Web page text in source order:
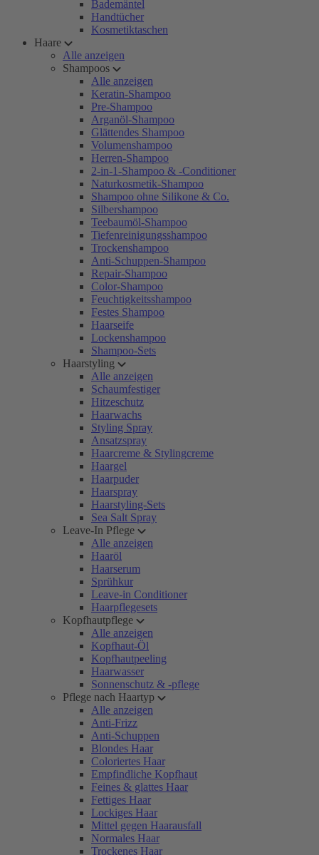
Bademäntel
Handtücher
Kosmetiktaschen
Haare
Alle anzeigen
Shampoos
Alle anzeigen
Keratin-Shampoo
Pre-Shampoo
Arganöl-Shampoo
Glättendes Shampoo
Volumenshampoo
Herren-Shampoo
2-in-1-Shampoo & -Conditioner
Naturkosmetik-Shampoo
Shampoo ohne Silikone & Co.
Silbershampoo
Teebaumöl-Shampoo
Tiefenreinigungsshampoo
Trockenshampoo
Anti-Schuppen-Shampoo
Repair-Shampoo
Color-Shampoo
Feuchtigkeitsshampoo
Festes Shampoo
Haarseife
Lockenshampoo
Shampoo-Sets
Haarstyling
Alle anzeigen
Schaumfestiger
Hitzeschutz
Haarwachs
Styling Spray
Ansatzspray
Haarcreme & Stylingcreme
Haargel
Haarpuder
Haarspray
Haarstyling-Sets
Sea Salt Spray
Leave-In Pflege
Alle anzeigen
Haaröl
Haarserum
Sprühkur
Leave-in Conditioner
Haarpflegesets
Kopfhautpflege
Alle anzeigen
Kopfhaut-Öl
Kopfhautpeeling
Haarwasser
Sonnenschutz & -pflege
Pflege nach Haartyp
Alle anzeigen
Anti-Frizz
Anti-Schuppen
Blondes Haar
Coloriertes Haar
Empfindliche Kopfhaut
Feines & glattes Haar
Fettiges Haar
Lockiges Haar
Mittel gegen Haarausfall
Normales Haar
Trockenes Haar